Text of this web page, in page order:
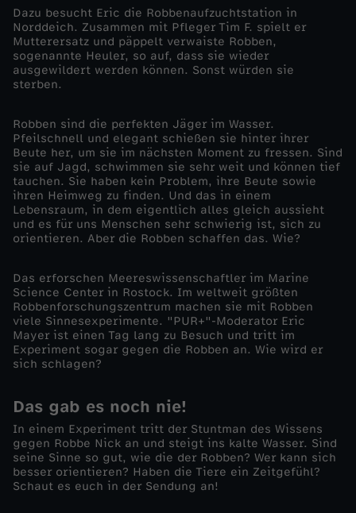
e
n
-
k
r
a
s
s
e
J
ä
g
e
Dazu besucht Eric die Robbenaufzuchtstation in
Norddeich. Zusammen mit Pfleger Tim F. spielt er
Mutterersatz und päppelt verwaiste Robben,
sogenannte Heuler, so auf, dass sie wieder
ausgewildert werden können. Sonst würden sie
sterben.
Robben sind die perfekten Jäger im Wasser.
Pfeilschnell und elegant schießen sie hinter ihrer
Beute her, um sie im nächsten Moment zu fressen. Sind
sie auf Jagd, schwimmen sie sehr weit und können tief
tauchen. Sie haben kein Problem, ihre Beute sowie
ihren Heimweg zu finden. Und das in einem
Lebensraum, in dem eigentlich alles gleich aussieht
und es für uns Menschen sehr schwierig ist, sich zu
orientieren. Aber die Robben schaffen das. Wie?
Das erforschen Meereswissenschaftler im Marine
Science Center in Rostock. Im weltweit größten
Robbenforschungszentrum machen sie mit Robben
viele Sinnesexperimente. "PUR+"-Moderator Eric
Mayer ist einen Tag lang zu Besuch und tritt im
Experiment sogar gegen die Robben an. Wie wird er
sich schlagen?
Das gab es noch nie!
In einem Experiment tritt der Stuntman des Wissens
gegen Robbe Nick an und steigt ins kalte Wasser. Sind
seine Sinne so gut, wie die der Robben? Wer kann sich
besser orientieren? Haben die Tiere ein Zeitgefühl?
Schaut es euch in der Sendung an!